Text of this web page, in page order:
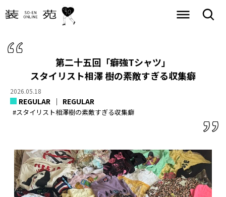
第二十五回「癖強Tシャツ」
スタイリスト相澤 樹の素敵すぎる収集癖
2026.05.18
REGULAR REGULAR
#スタイリスト相澤樹の素敵すぎる収集癖